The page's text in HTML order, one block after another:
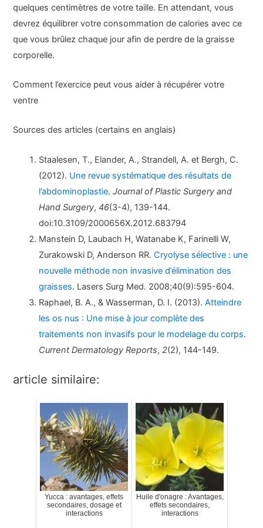
quelques centimètres de votre taille. En attendant, vous
devrez équilibrer votre consommation de calories avec ce
que vous brûlez chaque jour afin de perdre de la graisse
corporelle.
Comment l’exercice peut vous aider à récupérer votre
ventre
Sources des articles (certains en anglais)
Staalesen, T., Elander, A., Strandell, A. et Bergh, C.
(2012). Une revue systématique des résultats de
l’abdominoplastie.Journal of Plastic Surgery and
Hand Surgery,46(3-4), 139-144.
doi:10.3109/2000656X.2012.683794
Manstein D, Laubach H, Watanabe K, Farinelli W,
Zurakowski D, Anderson RR.Cryolyse sélective : une
nouvelle méthode non invasive d’élimination des
graisses. Lasers Surg Med. 2008;40(9):595-604.
Raphael, B. A., & Wasserman, D. I. (2013).Atteindre
les os nus : Une mise à jour complète des
traitements non invasifs pour le modelage du corps.
Current Dermatology Reports,2(2), 144-149.
article similaire:
Yucca : avantages, effets
secondaires, dosage et
interactions
Huile d'onagre : Avantages,
effets secondaires,
interactions